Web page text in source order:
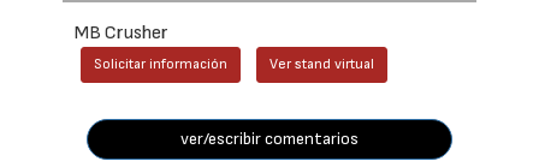
MB Crusher
Solicitar información Ver stand virtual
ver/escribir comentarios